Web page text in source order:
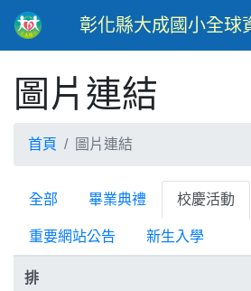
彰化縣大成國小全球
圖片連結
首頁 圖片連結
全部 畢業典禮 校慶活動
重要網站公告 新生入學
排